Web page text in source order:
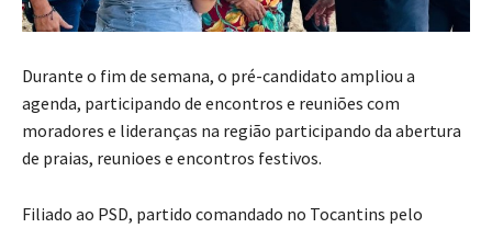
Durante o fim de semana, o pré-candidato ampliou a
agenda, participando de encontros e reuniões com
moradores e lideranças na região participando da abertura
de praias, reunioes e encontros festivos.
Filiado ao PSD, partido comandado no Tocantins pelo